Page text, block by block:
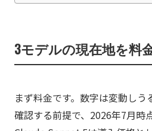
3モデルの現在地を料
まず料金です。数字は変動し
確認する前提で、2026年7月時